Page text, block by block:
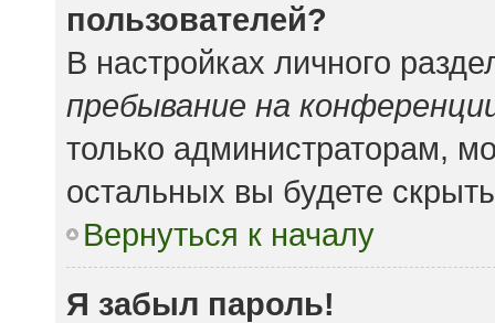
пользователей?
В настройках личного
пребывание на
только администраторам,
остальных вы будете
Вернуться к началу
Я забыл пароль!